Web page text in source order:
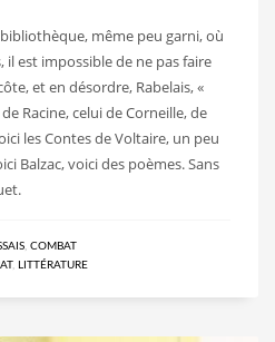
même peu garni, où
est impossible de ne pas faire
et en désordre, Rabelais, «
Racine, celui de Corneille, de
les Contes de Voltaire, un peu
Balzac, voici des poèmes. Sans
COMBAT
, LITTÉRATURE